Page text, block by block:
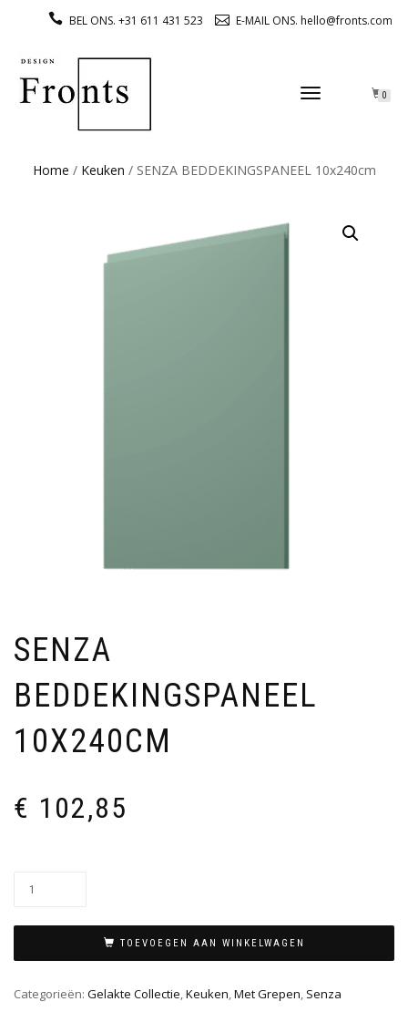
BEL ONS. +31 611 431 523 E-MAIL ONS. hello@fronts.com
TOGGLE
0
Home / Keuken / SENZA BEDDEKINGSPANEEL 10x240cm
SENZA
BEDDEKINGSPANEEL
10X240CM
€ 102,85
TOEVOEGEN AAN WINKELWAGEN
Categorieën: Gelakte Collectie,Keuken,Met Grepen, Senza